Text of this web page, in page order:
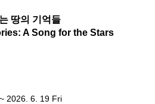
땅의 기억들
A Song for the Stars
2026. 6. 19 Fri